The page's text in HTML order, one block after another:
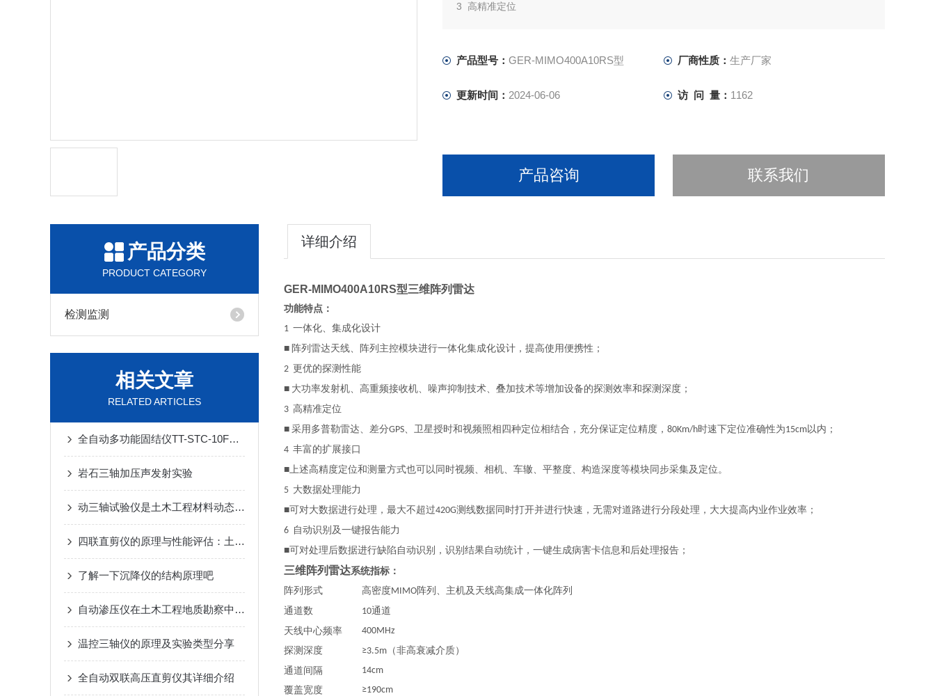
3 高精准定位
6 自动识别及一键报告能力
产品型号： GER-MIMO400A10RS型 厂商性质： 生产厂家
更新时间： 2024-06-06 访 问 量： 1162
产品咨询 联系我们
产品分类
PRODUCT CATEGORY
检测监测
相关文章
RELATED ARTICLES
全自动多功能固结仪TT-STC-10F产品介绍
岩石三轴加压声发射实验
动三轴试验仪是土木工程材料动态力学性质研究的重要工具
四联直剪仪的原理与性能评估：土壤力学研究的新工具
了解一下沉降仪的结构原理吧
自动渗压仪在土木工程地质勘察中的革新应用
温控三轴仪的原理及实验类型分享
全自动双联高压直剪仪其详细介绍
详细介绍
GER-MIMO400A10RS型三维阵列雷达
功能特点：
1 一体化、集成化设计
■ 阵列雷达天线、阵列主控模块进行一体化集成化设计，提高使用便携性；
2 更优的探测性能
■ 大功率发射机、高重频接收机、噪声抑制技术、叠加技术等增加设备的探测效率和探测深度；
3 高精准定位
■ 采用多普勒雷达、差分GPS、卫星授时和视频照相四种定位相结合，充分保证定位精度， 80Km/h时速下定位准确性为15cm以内；
4 丰富的扩展接口
■上述高精度定位和测量方式也可以同时视频、相机、车辙、平整度、构造深度等模块同步采集及定位。
5 大数据处理能力
■可对大数据进行处理，最大不超过420G测线数据同时打开并进行快速，无需对道路进行分段处理，大大提高内业作业效率；
6 自动识别及一键报告能力
■可对处理后数据进行缺陷自动识别，识别结果自动统计，一键生成病害卡信息和后处理报告；
三维阵列雷达系统指标：
阵列形式
高密度MIMO阵列、主机及天线高集成一体化阵列
通道数
10通道
天线中心频率
400MHz
探测深度
≥3.5m （非高衰减介质）
通道间隔
14cm
覆盖宽度
≥190cm